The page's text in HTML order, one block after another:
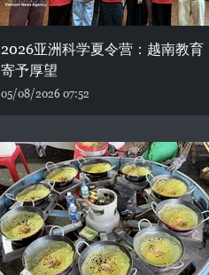
2026亚洲科学夏令营：越南教育
寄予厚望
05/08/2026 07:52